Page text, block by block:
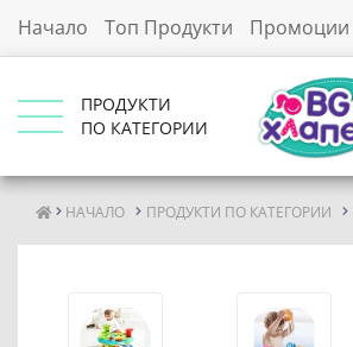
Начало Топ Продукти Промоции
ПРОДУКТИ
ПО КАТЕГОРИИ
НАЧАЛО ПРОДУКТИ ПО КАТЕГОРИИ